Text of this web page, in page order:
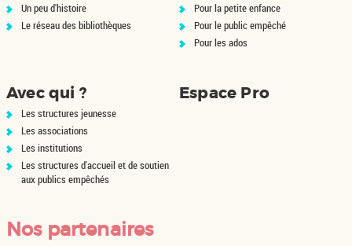
Un peu d'histoire
Le réseau des bibliothèques
Pour la petite enfance
Pour le public empêché
Pour les ados
Avec qui ?
Les structures jeunesse
Les associations
Les institutions
Les structures d'accueil et de soutien
aux publics empêchés
Espace Pro
Nos partenaires